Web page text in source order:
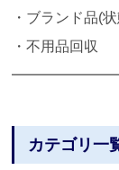
・ブランド品(
・不用品回収
カテゴリ一